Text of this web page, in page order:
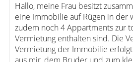
Hallo, meine Frau besitzt
eine Immobilie auf Rügen in der
zudem noch 4 Appartments zur
Vermietung enthalten sind. Die
Vermietung der Immobilie